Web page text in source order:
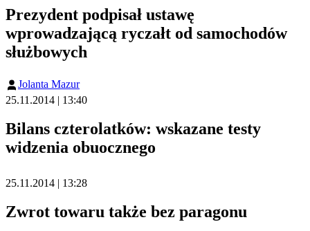
Prezydent podpisał ustawę
wprowadzającą ryczałt od samochodów
służbowych
Jolanta Mazur
25.11.2014 | 13:40
Bilans czterolatków: wskazane testy
widzenia obuocznego
25.11.2014 | 13:28
Zwrot towaru także bez paragonu